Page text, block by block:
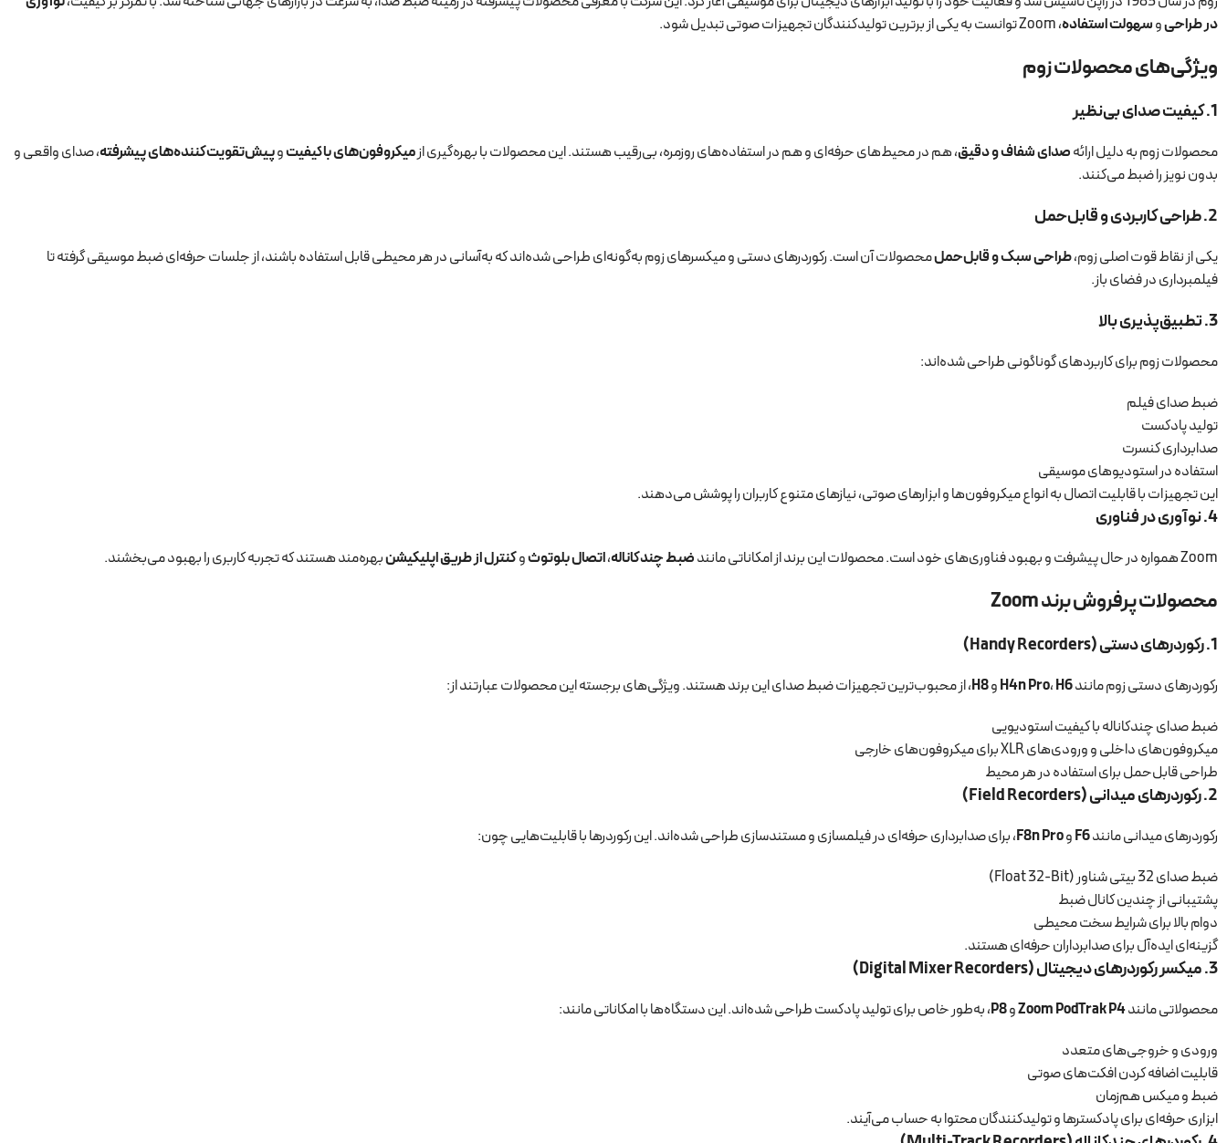
در طراحیوسهولت استفاده، Zoom توانست به یکی از برترین تولیدکنندگان تجهیزات صوتی تبدیل شود.
ویژگی‌های محصولات زوم
1. کیفیت صدای بی‌نظیر
محصولات زوم به دلیل ارائهصدای شفاف و دقیق، هم در محیط‌های حرفه‌ای و هم در استفاده‌های روزمره، بی‌رقیب هستند. این محصولات با بهره‌گیری ازمیکروفون‌های باکیفیتوپیش‌تقویت‌کننده‌های پیشرفته، صدای واقعی و
بدون نویز را ضبط می‌کنند.
2. طراحی کاربردی و قابل‌حمل
یکی از نقاط قوت اصلی زوم،طراحی سبک و قابل‌حملمحصولات آن است. رکوردرهای دستی و میکسرهای زوم به‌گونه‌ای طراحی شده‌اند که به‌آسانی در هر محیطی قابل استفاده باشند، از جلسات حرفه‌ای ضبط موسیقی گرفته تا
فیلمبرداری در فضای باز.
3. تطبیق‌پذیری بالا
محصولات زوم برای کاربردهای گوناگونی طراحی شده‌اند:
ضبط صدای فیلم
تولید پادکست
صدابرداری کنسرت
استفاده در استودیوهای موسیقی
این تجهیزات با قابلیت اتصال به انواع میکروفون‌ها و ابزارهای صوتی، نیازهای متنوع کاربران را پوشش می‌دهند.
4. نوآوری در فناوری
Zoom همواره در حال پیشرفت و بهبود فناوری‌های خود است. محصولات این برند از امکاناتی مانند ضبط چندکاناله،اتصال بلوتوثوکنترل از طریق اپلیکیشنبهره‌مند هستند که تجربه کاربری را بهبود می‌بخشند.
محصولات پرفروش برند Zoom
1. رکوردرهای دستی (Handy Recorders)
رکوردرهای دستی زوم مانند H4n Pro،H6 وH8، از محبوب‌ترین تجهیزات ضبط صدای این برند هستند. ویژگی‌های برجسته این محصولات عبارتند از:
ضبط صدای چندکاناله با کیفیت استودیویی
میکروفون‌های داخلی و ورودی‌های XLR برای میکروفون‌های خارجی
طراحی قابل‌حمل برای استفاده در هر محیط
2. رکوردرهای میدانی (Field Recorders)
رکوردرهای میدانی مانندF6وF8n Pro، برای صدابرداری حرفه‌ای در فیلمسازی و مستندسازی طراحی شده‌اند. این رکوردرها با قابلیت‌هایی چون:
ضبط صدای 32 بیتی شناور (Float 32-Bit)
پشتیبانی از چندین کانال ضبط
دوام بالا برای شرایط سخت محیطی
گزینه‌ای ایده‌آل برای صدابرداران حرفه‌ای هستند.
3. میکسر رکوردرهای دیجیتال (Digital Mixer Recorders)
محصولاتی مانندZoom PodTrak P4وP8، به‌طور خاص برای تولید پادکست طراحی شده‌اند. این دستگاه‌ها با امکاناتی مانند:
ورودی و خروجی‌های متعدد
قابلیت اضافه کردن افکت‌های صوتی
ضبط و میکس هم‌زمان
ابزاری حرفه‌ای برای پادکسترها و تولیدکنندگان محتوا به حساب می‌آیند.